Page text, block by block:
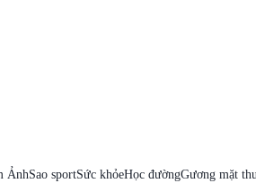
ẢnhSao sportSức khỏeHọc đườngGương mặt